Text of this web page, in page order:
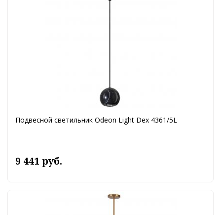
Подвесной светильник Odeon Light Dex 4361/5L
9 441 руб.